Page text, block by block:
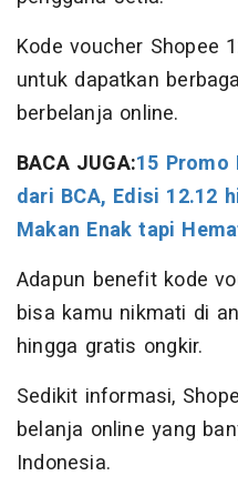
Kode voucher Shopee
untuk dapatkan
berbelanja online.
BACA JUGA:15 Promo
dari BCA, Edisi 12.12
Makan Enak tapi
Adapun benefit kode
bisa kamu nikmati di
hingga gratis ongkir.
Sedikit informasi,
belanja online yang
Indonesia.